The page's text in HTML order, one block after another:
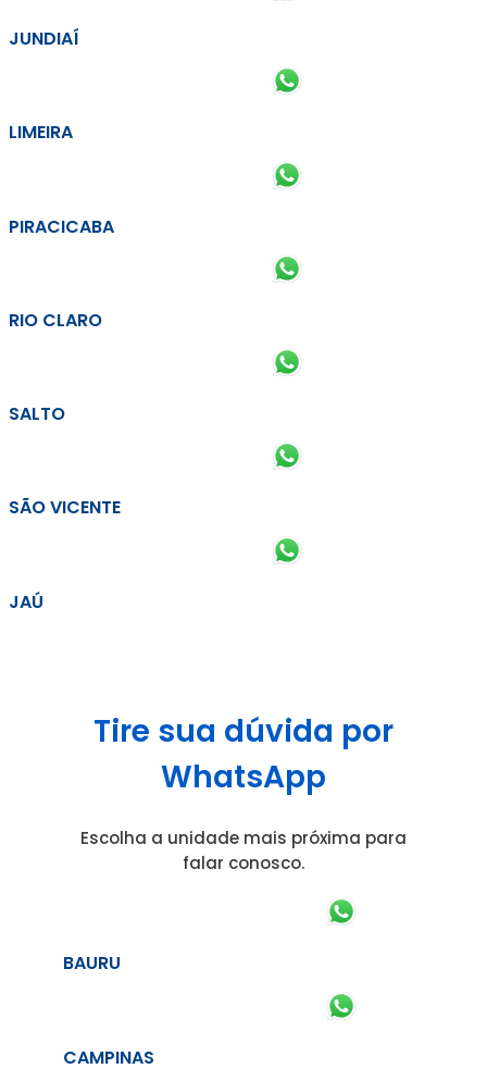
JUNDIAÍ
LIMEIRA
PIRACICABA
RIO CLARO
SALTO
SÃO VICENTE
JAÚ
Tire sua dúvida por
WhatsApp
Escolha a unidade mais próxima para
falar conosco.
BAURU
CAMPINAS